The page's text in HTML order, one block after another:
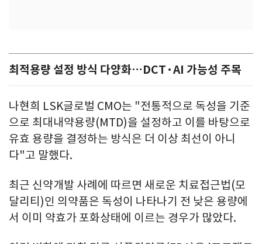
최적용량 설정 방식 다양화…DCT·AI 가능성 주목
나현희 LSK글로벌 CMO는 "전통적으로 독성을 기준
으로 최대내약용량(MTD)을 설정하고 이를 바탕으로
유효 용량을 결정하는 방식은 더 이상 최선이 아니
다"고 말했다.
최근 신약개발 사례에 따르면 새로운 치료접근법(모
달리티)인 의약품은 독성이 나타나기 전 낮은 용량에
서 이미 약효가 포화상태에 이르는 경우가 많았다.